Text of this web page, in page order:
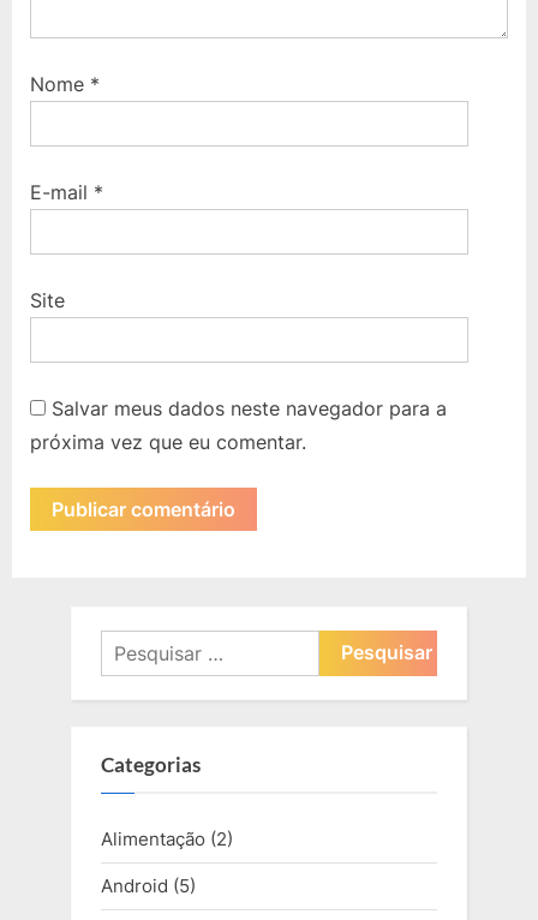
Nome *
E-mail *
Site
Salvar meus dados neste navegador para a
próxima vez que eu comentar.
Pesquisar
por:
Categorias
Alimentação (2)
Android (5)